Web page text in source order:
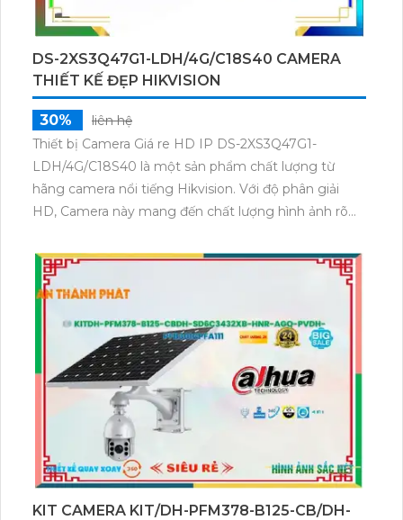
DS-2XS3Q47G1-LDH/4G/C18S40 CAMERA
THIẾT KẾ ĐẸP HIKVISION
30%
liên hệ
Thiết bị Camera Giá re HD IP DS-2XS3Q47G1-
LDH/4G/C18S40 là một sản phẩm chất lượng từ
hãng camera nổi tiếng Hikvision. Với độ phân giải
HD, Camera này mang đến chất lượng hình ảnh rõ
truyền tải hình ảnh và âm thanh chất lượng cao qua
mạng internet. Đặc biệt, Camera hỗ trợ công nghệ
4G, cho phép xem trực tiếp từ xa mọi lúc, mọi nơi.
Bên cạnh đó, thiết bị còn được trang bị ống kính
C18S40, cho góc quan sát rộng, theo dõi toàn cảnh.
Sản phẩm thích hợp cho việc giám sát an ninh cho
gia đình hoặc doanh nghiệp.
KIT CAMERA KIT/DH-PFM378-B125-CB/DH-